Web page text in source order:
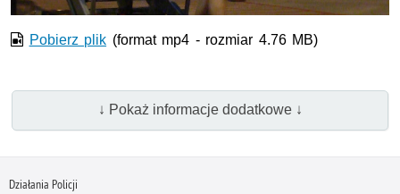
Pobierz plik (format mp4 - rozmiar 4.76 MB)
↓ Pokaż informacje dodatkowe ↓
Działania Policji